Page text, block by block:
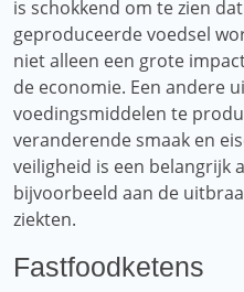
is schokkend om te zien
geproduceerde voedsel
niet alleen een grote
de economie. Een andere
voedingsmiddelen te
veranderende smaak en
veiligheid is een belangrijk
bijvoorbeeld aan de
ziekten.
Fastfoodketens